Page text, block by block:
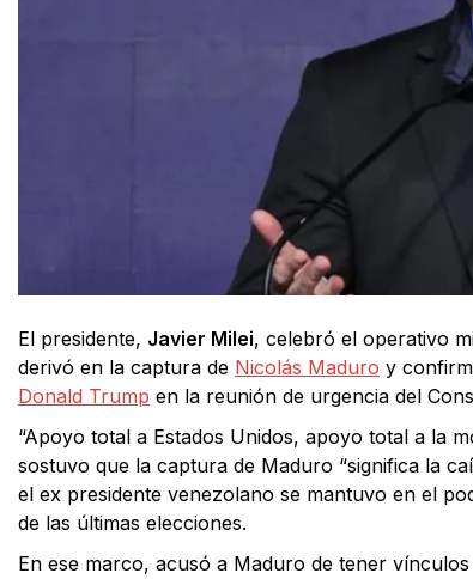
El presidente, Javier Milei, celebró el operativo
derivó en la captura de Nicolás Maduro y
Donald Trump en la reunión de urgencia del
“Apoyo total a Estados Unidos, apoyo total a la
sostuvo que la captura de Maduro “significa la
el ex presidente venezolano se mantuvo en el
de las últimas elecciones.
En ese marco, acusó a Maduro de tener